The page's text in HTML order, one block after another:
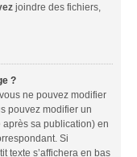
joindre des fichiers,
?
ne pouvez modifier
pouvez modifier un
sa publication) en
Si
texte s’affichera en bas